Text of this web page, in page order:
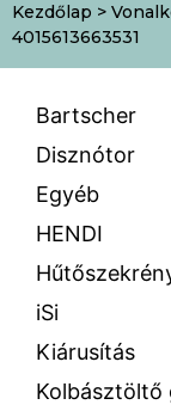
Kezdőlap >
4015613663531
Bartscher
Disznótor
Egyéb
HENDI
iSi
Kiárusítás
Kolbásztöltő